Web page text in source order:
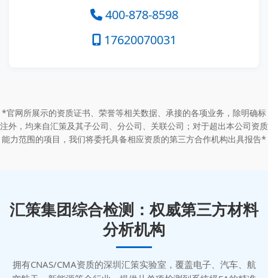
400-878-8598
17620070031
*官网所展示的资质证书、荣誉等相关数据、承接的各项业务，除明确标
注外，均来自汇策及其子公司、分公司、关联公司；对于超出本公司资质
能力范围的项目，我们将委托具备相应资质的第三方合作机构出具报告*
汇策集团综合检测：权威第三方材料
分析机构
拥有CNAS/CMA资质的深圳汇策实验室，覆盖电子、汽车、航